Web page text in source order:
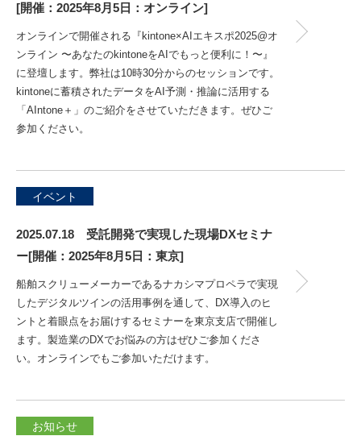
[開催：2025年8月5日：オンライン]
オンラインで開催される『kintone×AIエキスポ2025@オ
ンライン 〜あなたのkintoneをAIでもっと便利に！〜』
に登壇します。弊社は10時30分からのセッションです。
kintoneに蓄積されたデータをAI予測・推論に活用する
「AIntone＋」のご紹介をさせていただきます。ぜひご
参加ください。
イベント
2025.07.18 受託開発で実現した現場DXセミナ
ー[開催：2025年8月5日：東京]
船舶スクリューメーカーであるナカシマプロペラで実現
したデジタルツインの活用事例を通して、DX導入のヒ
ントと着眼点をお届けするセミナーを東京支店で開催し
ます。製造業のDXでお悩みの方はぜひご参加くださ
い。オンラインでもご参加いただけます。
お知らせ